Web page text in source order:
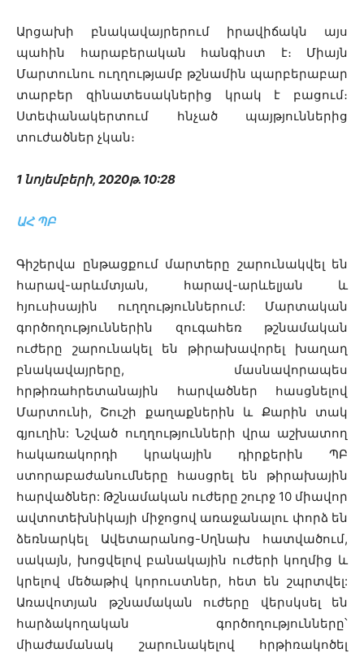
Արցախի բնակավայրերում իրավիճակն այս
պահին հարաբերական հանգիստ է։ Միայն
Մարտունու ուղղությամբ թշնամին պարբերաբար
տարբեր զինատեսակներից կրակ է բացում։
Ստեփանակերտում հնչած պայթյուններից
տուժածներ չկան։
1 նոյեմբերի, 2020թ. 10:28
ԱՀ ՊԲ
Գիշերվա ընթացքում մարտերը շարունակվել են
հարավ-արևմտյան, հարավ-արևելյան և
հյուսիսային ուղղություններում: Մարտական
գործողություններին զուգահեռ թշնամական
ուժերը շարունակել են թիրախավորել խաղաղ
բնակավայրերը, մասնավորապես
հրթիռահրետանային հարվածներ հասցնելով
Մարտունի, Շուշի քաղաքներին և Քարին տակ
գյուղին: Նշված ուղղությունների վրա աշխատող
հակառակորդի կրակային դիրքերին ՊԲ
ստորաբաժանումները հասցրել են թիրախային
հարվածներ: Թշնամական ուժերը շուրջ 10 միավոր
ավտոտեխնիկայի միջոցով առաջանալու փորձ են
ձեռնարկել Ավետարանոց-Սղնախ հատվածում,
սակայն, խոցվելով բանակային ուժերի կողմից և
կրելով մեծաթիվ կորուստներ, հետ են շպրտվել:
Առավոտյան թշնամական ուժերը վերսկսել են
հարձակողական գործողությունները՝
միաժամանակ շարունակելով հրթիռակոծել